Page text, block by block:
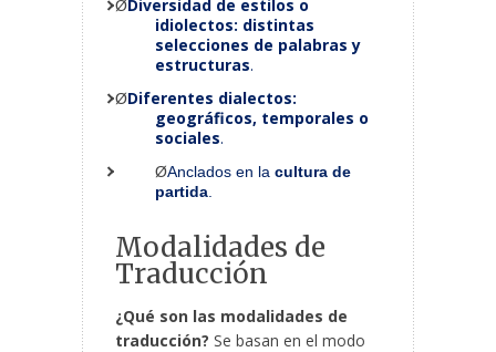
ØDiversidad de estilos o
idiolectos: distintas
selecciones de palabras y
estructuras.
ØDiferentes dialectos:
geográficos, temporales o
sociales.
ØAnclados en lacultura de
partida
Modalidades de
Traducción
¿Qué son las modalidades de
traducción? Se basan en el modo